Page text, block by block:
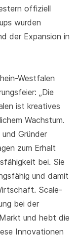
offiziell
wurden
der Expansion in
Westfalen
„Die
ist kreatives
Wachstum.
Gründer
zum Erhalt
bei. Sie
und damit
Scale-
bei der
und hebt die
Innovationen